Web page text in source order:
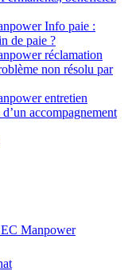
Info paie :
de paie ?
réclamation
non résolu par
entretien
accompagnement
Manpower